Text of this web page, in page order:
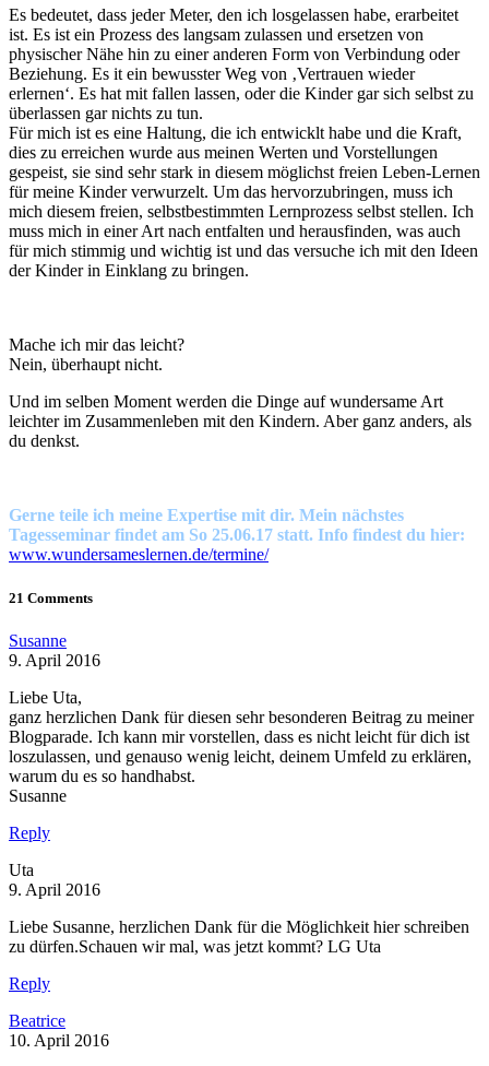
Es bedeutet, dass jeder Meter, den ich losgelassen habe, erarbeitet
ist. Es ist ein Prozess des langsam zulassen und ersetzen von
physischer Nähe hin zu einer anderen Form von Verbindung oder
Beziehung. Es it ein bewusster Weg von ‚Vertrauen wieder
erlernen‘. Es hat mit fallen lassen, oder die Kinder gar sich selbst zu
überlassen gar nichts zu tun.
Für mich ist es eine Haltung, die ich entwicklt habe und die Kraft,
dies zu erreichen wurde aus meinen Werten und Vorstellungen
gespeist, sie sind sehr stark in diesem möglichst freien Leben-Lernen
für meine Kinder verwurzelt. Um das hervorzubringen, muss ich
mich diesem freien, selbstbestimmten Lernprozess selbst stellen. Ich
muss mich in einer Art nach entfalten und herausfinden, was auch
für mich stimmig und wichtig ist und das versuche ich mit den Ideen
der Kinder in Einklang zu bringen.
Mache ich mir das leicht?
Nein, überhaupt nicht.
Und im selben Moment werden die Dinge auf wundersame Art
leichter im Zusammenleben mit den Kindern. Aber ganz anders, als
du denkst.
Gerne teile ich meine Expertise mit dir. Mein nächstes
Tagesseminar findet am So 25.06.17 statt. Info findest du hier:
www.wundersameslernen.de/termine/
21 Comments
Susanne
9. April 2016
Liebe Uta,
ganz herzlichen Dank für diesen sehr besonderen Beitrag zu meiner
Blogparade. Ich kann mir vorstellen, dass es nicht leicht für dich ist
loszulassen, und genauso wenig leicht, deinem Umfeld zu erklären,
warum du es so handhabst.
Susanne
Reply
Uta
9. April 2016
Liebe Susanne, herzlichen Dank für die Möglichkeit hier schreiben
zu dürfen.Schauen wir mal, was jetzt kommt? LG Uta
Reply
Beatrice
10. April 2016